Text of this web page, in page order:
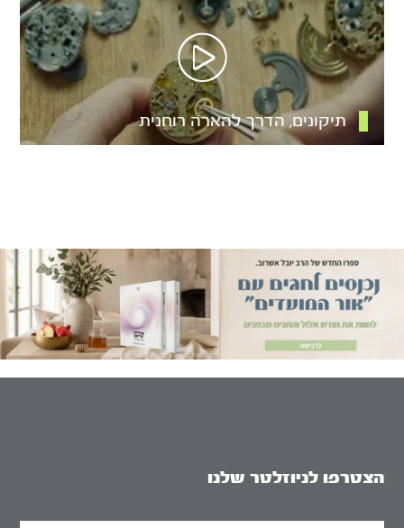
תיקונים, הדרך להארה רוחנית
הצטרפו לניוזלטר שלנו